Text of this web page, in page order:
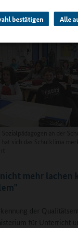
bestätigen Alle
der sich eine
mehr vorstellen kann.
mehr lachen
der
für Unterricht